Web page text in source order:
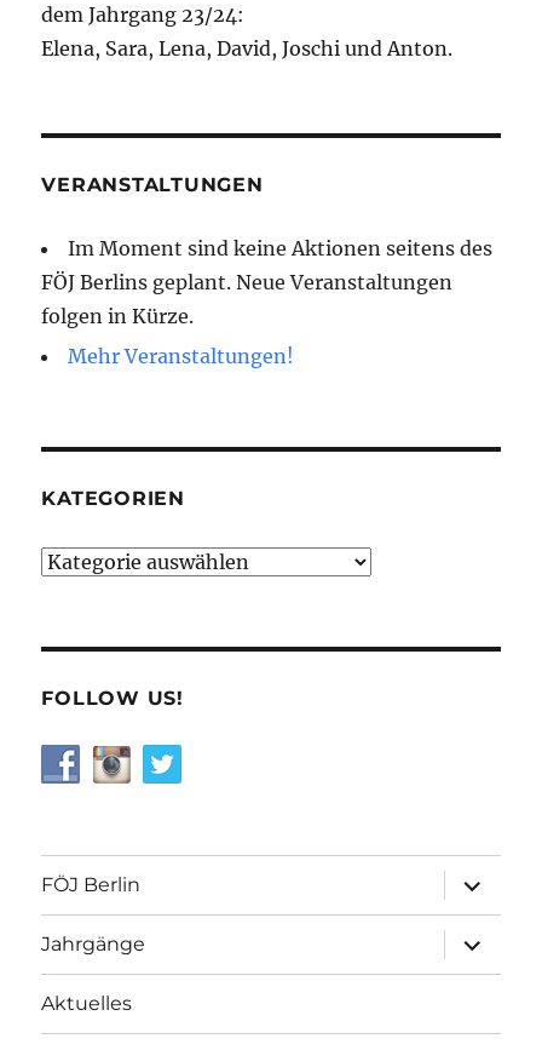
dem Jahrgang 23/24:
Elena, Sara, Lena, David, Joschi und Anton.
VERANSTALTUNGEN
Im Moment sind keine Aktionen seitens des
FÖJ Berlins geplant. Neue Veranstaltungen
folgen in Kürze.
Mehr Veranstaltungen!
KATEGORIEN
Kategorien
FOLLOW US!
FÖJ Berlin
öffnen
Jahrgänge
öffnen
Aktuelles